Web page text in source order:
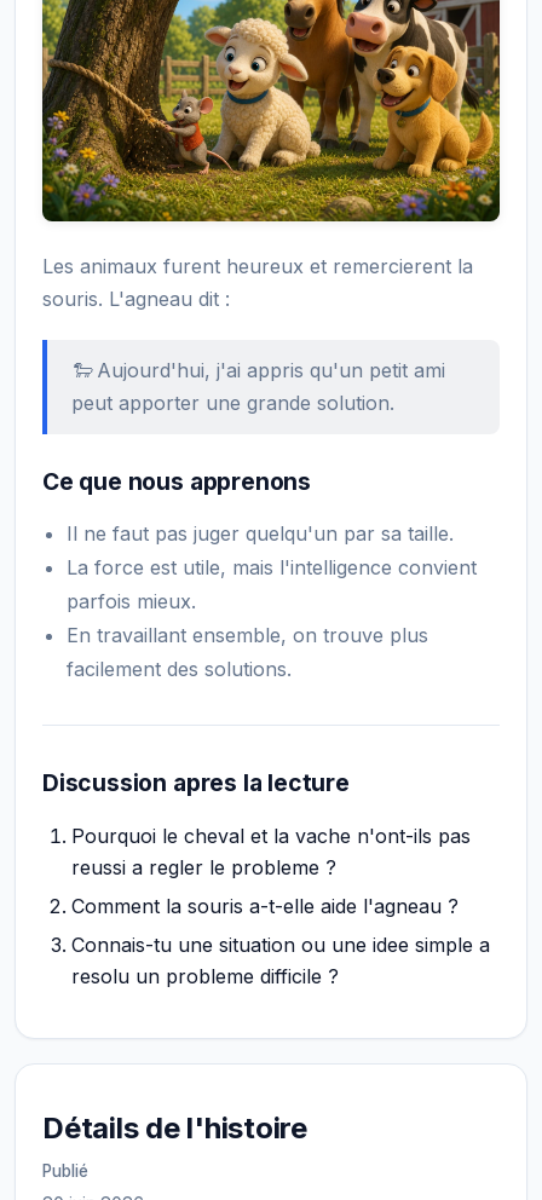
Les animaux furent heureux et remercierent la
souris. L'agneau dit :
🐑 Aujourd'hui, j'ai appris qu'un petit ami
peut apporter une grande solution.
Ce que nous apprenons
Il ne faut pas juger quelqu'un par sa taille.
La force est utile, mais l'intelligence convient
parfois mieux.
En travaillant ensemble, on trouve plus
facilement des solutions.
Discussion apres la lecture
Pourquoi le cheval et la vache n'ont-ils pas
reussi a regler le probleme ?
Comment la souris a-t-elle aide l'agneau ?
Connais-tu une situation ou une idee simple a
resolu un probleme difficile ?
Détails de l'histoire
Publié